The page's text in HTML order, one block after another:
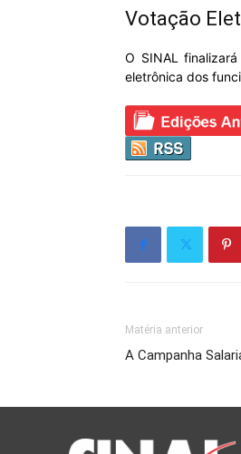
Votação
O SINAL
eletrônica dos
Matéria anterior
A Campanha